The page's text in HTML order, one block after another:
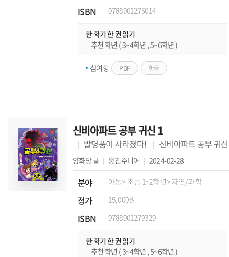
ISBN 9788901276014
한 학기 한 권 읽기
추천 학년 ( 3~4학년 , 5~6학년 )
참여형 PDF 한글
신비아파트 공부 귀신 1
발명품이 사라졌다! 신비아파트 공부 귀신
양화당글 웅진주니어 2024-02-28
분야 아동> 초등 1~2학년> 자연/과학
정가 15,000원
ISBN 9788901279329
한 학기 한 권 읽기
추천 학년 ( 3~4학년 , 5~6학년 )